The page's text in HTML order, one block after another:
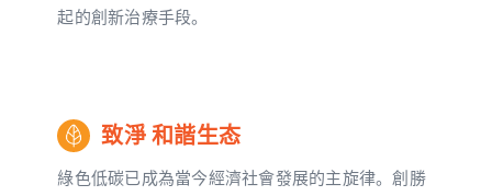
起的創新治療手段。
致淨 和諧生态
綠色低碳已成為當今經濟社會發展的主旋律。創勝